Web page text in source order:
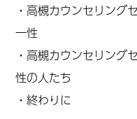
・高槻カウンセリング
一性
・高槻カウンセリング
性の人たち
・終わりに